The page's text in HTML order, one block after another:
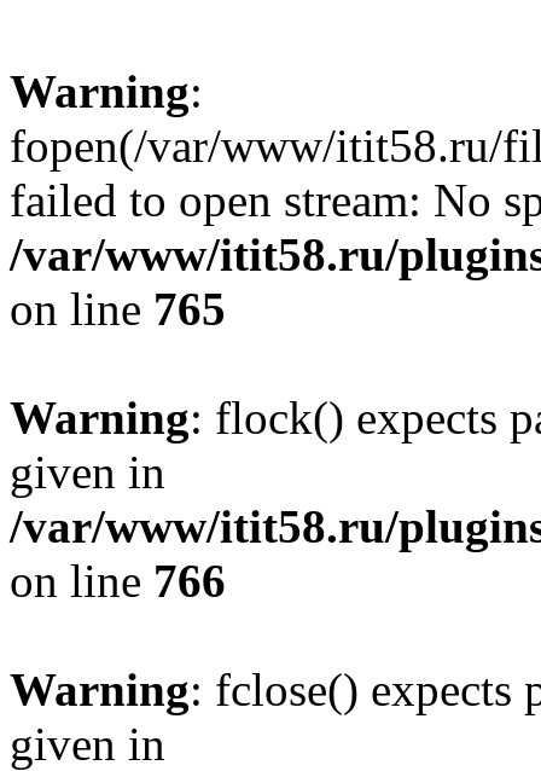
Warning:
fopen(/var/www/itit58.ru/
failed to open stream: No
/var/www/itit58.ru/
on line 765
Warning: flock() expects
given in
/var/www/itit58.ru/
on line 766
Warning: fclose() expects
given in